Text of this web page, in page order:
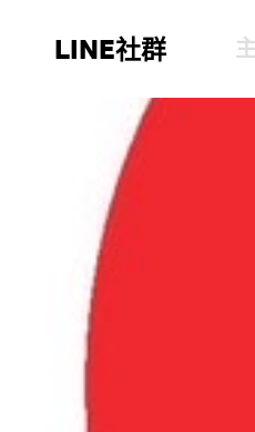
LINE社群